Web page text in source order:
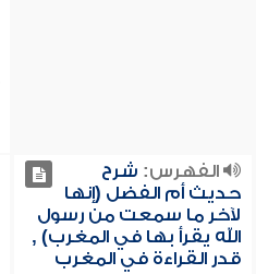
الفهرس: شرح
حديث أم الفضل (إنها
لآخر ما سمعت من رسول
الله يقرأ بها في المغرب) ,
قدر القراءة في المغرب